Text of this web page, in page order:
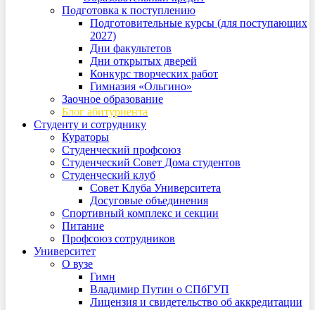
Подготовка к поступлению
Подготовительные курсы (для поступающих
2027)
Дни факультетов
Дни открытых дверей
Конкурс творческих работ
Гимназия «Ольгино»
Заочное образование
Блог абитуриента
Студенту и сотруднику
Кураторы
Студенческий профсоюз
Студенческий Совет Дома студентов
Студенческий клуб
Совет Клуба Университета
Досуговые объединения
Спортивный комплекс и секции
Питание
Профсоюз сотрудников
Университет
О вузе
Гимн
Владимир Путин о СПбГУП
Лицензия и свидетельство об аккредитации